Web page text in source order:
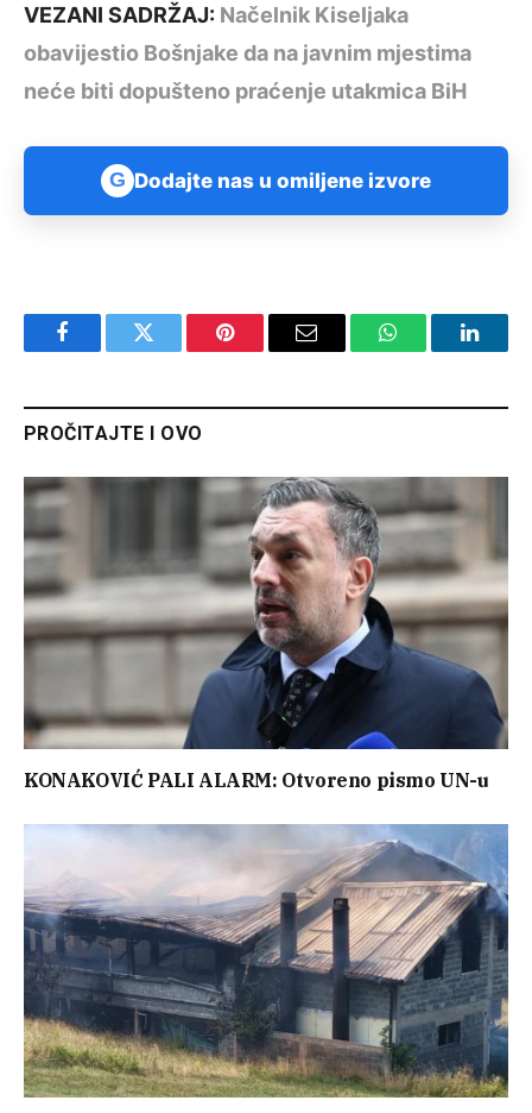
VEZANI SADRŽAJ: Načelnik Kiseljaka
obavijestio Bošnjake da na javnim mjestima
neće biti dopušteno praćenje utakmica BiH
G Dodajte nas u omiljene izvore
FacebookTwitter Pinterest Email WhatsApp
PROČITAJTE I OVO
KONAKOVIĆ PALI ALARM: Otvoreno pismo UN-u